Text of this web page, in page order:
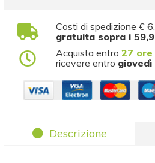
Costi di spedizione €
gratuita sopra i
Acquista entro27
ricevere entro
Descrizione